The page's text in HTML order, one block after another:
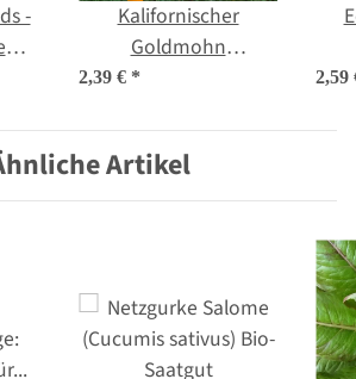
-
Kalifornischer
Goldmohn
(Eschscholzia
2,39 € * 2,59
Artikel